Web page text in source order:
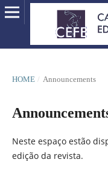
HOME / Announcements
Neste espaço estão
edição da revista.